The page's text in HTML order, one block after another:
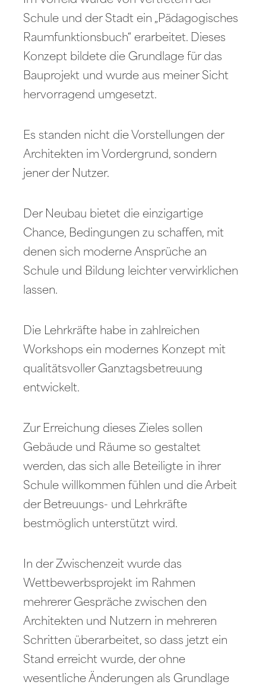
Schule und der Stadt ein „Pädagogisches
Raumfunktionsbuch“ erarbeitet. Dieses
Konzept bildete die Grundlage für das
Bauprojekt und wurde aus meiner Sicht
hervorragend umgesetzt.
Es standen nicht die Vorstellungen der
Architekten im Vordergrund, sondern
jener der Nutzer.
Der Neubau bietet die einzigartige
Chance, Bedingungen zu schaffen, mit
denen sich moderne Ansprüche an
Schule und Bildung leichter verwirklichen
lassen.
Die Lehrkräfte habe in zahlreichen
Workshops ein modernes Konzept mit
qualitätsvoller Ganztagsbetreuung
entwickelt.
Zur Erreichung dieses Zieles sollen
Gebäude und Räume so gestaltet
werden, das sich alle Beteiligte in ihrer
Schule willkommen fühlen und die Arbeit
der Betreuungs- und Lehrkräfte
bestmöglich unterstützt wird.
In der Zwischenzeit wurde das
Wettbewerbsprojekt im Rahmen
mehrerer Gespräche zwischen den
Architekten und Nutzern in mehreren
Schritten überarbeitet, so dass jetzt ein
Stand erreicht wurde, der ohne
wesentliche Änderungen als Grundlage